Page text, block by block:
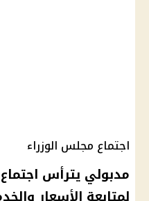
اجتماع مجلس الوزراء
مدبولي يترأس